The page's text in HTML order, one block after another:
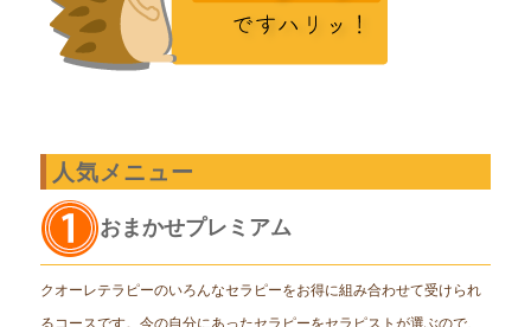
人気メニュー
おまかせプレミアム
クオーレテラピーのいろんなセラピーをお得に組み合わせて受けられ
るコースです。今の自分にあったセラピーをセラピストが選ぶので、